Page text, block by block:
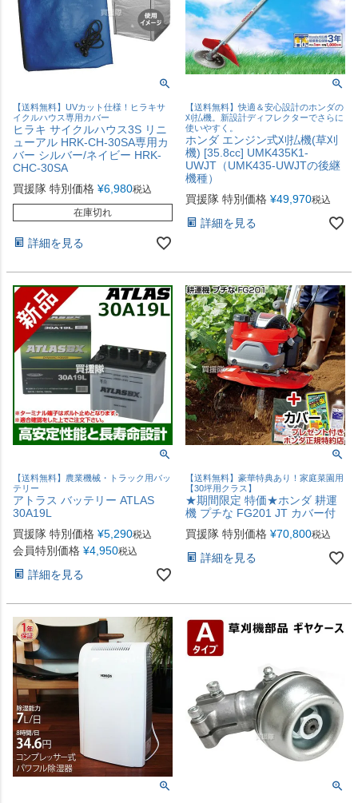
【送料無料】UVカット仕様！ヒラキサ
イクルハウス専用カバー
ヒラキ サイクルハウス3S リニ
ューアル HRK-CH-30SA専用カ
バー シルバー/ネイビー HRK-
CHC-30SA
買援隊 特別価格 ¥6,980税込
在庫切れ
詳細を見る
【送料無料】快適＆安心設計のホンダの
刈払機。新設計ディフレクターでさらに
使いやすく。
ホンダ エンジン式刈払機(草刈
機) [35.8cc] UMK435K1-
UWJT（UMK435-UWJTの後継
機種）
買援隊 特別価格 ¥49,970税込
詳細を見る
【送料無料】農業機械・トラック用バッ
テリー
アトラス バッテリー ATLAS
30A19L
買援隊 特別価格 ¥5,290税込
会員特別価格 ¥4,950税込
詳細を見る
【送料無料】豪華特典あり！家庭菜園用
【30坪用クラス】
★期間限定 特価★ホンダ 耕運
機 プチな FG201 JT カバー付
買援隊 特別価格 ¥70,800税込
詳細を見る